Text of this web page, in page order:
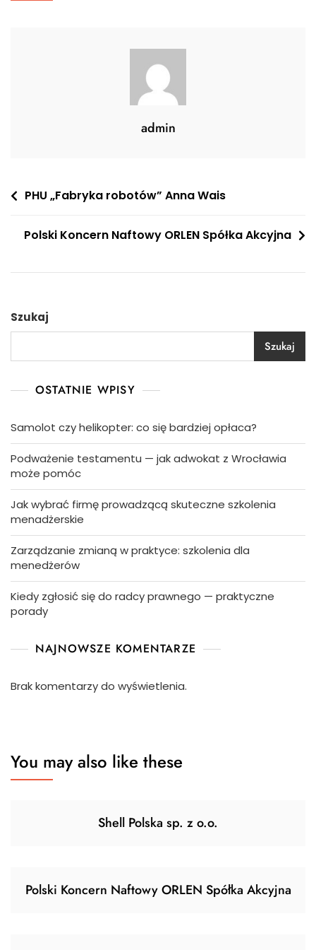
admin
Nawigacja
PHU „Fabryka robotów” Anna Wais
Polski Koncern Naftowy ORLEN Spółka Akcyjna
Szukaj
Szukaj
OSTATNIE WPISY
Samolot czy helikopter: co się bardziej opłaca?
Podważenie testamentu — jak adwokat z Wrocławia
może pomóc
Jak wybrać firmę prowadzącą skuteczne szkolenia
menadżerskie
Zarządzanie zmianą w praktyce: szkolenia dla
menedżerów
Kiedy zgłosić się do radcy prawnego — praktyczne
porady
NAJNOWSZE KOMENTARZE
Brak komentarzy do wyświetlenia.
You may also like these
Shell Polska sp. z o.o.
Polski Koncern Naftowy ORLEN Spółka Akcyjna